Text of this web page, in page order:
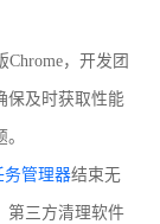
，开发团
保及时获取性能
务管理器结束无
第三方清理软件